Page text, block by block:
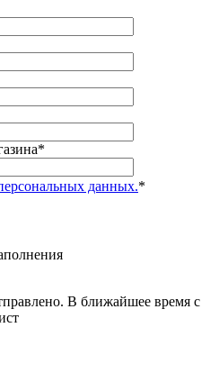
*
данных.*
В ближайшее время с